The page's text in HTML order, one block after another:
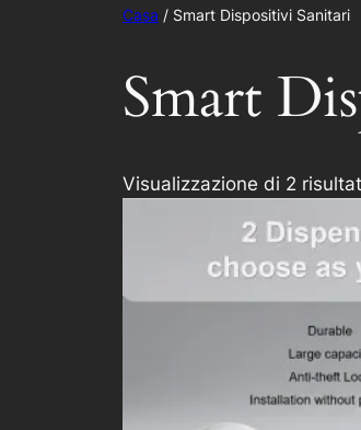
Casa / Smart Dispositivi Sanitari
Smart
Visualizzazione di 2